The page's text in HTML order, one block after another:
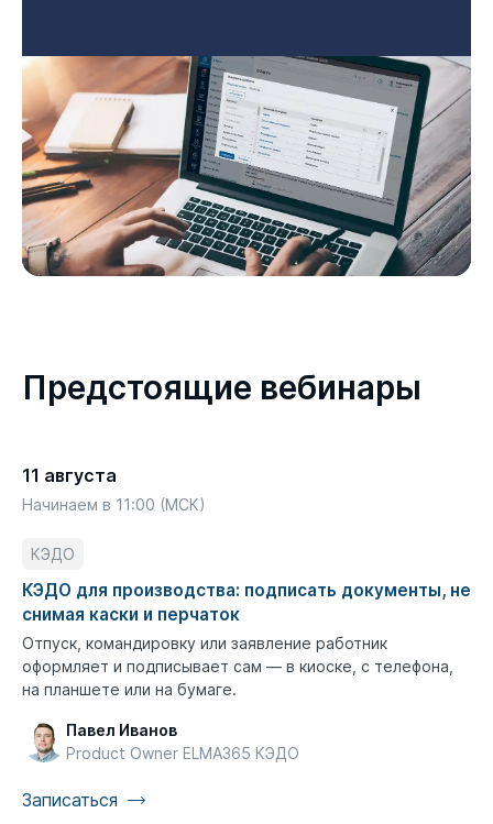
Предстоящие вебинары
11 августа
Начинаем в 11:00 (МСК)
КЭДО
КЭДО для производства: подписать документы, не
снимая каски и перчаток
Отпуск, командировку или заявление работник
оформляет и подписывает сам — в киоске, с телефона,
на планшете или на бумаге.
Павел Иванов
Product Owner ELMA365 КЭДО
Записаться